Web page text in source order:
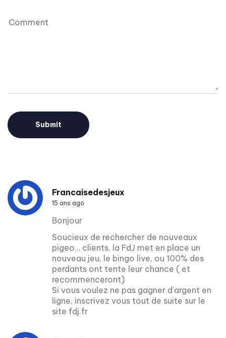
Francaisedesjeux
15 ans ago
Bonjour
Soucieux de rechercher de nouveaux
pigeo… clients, la FdJ met en place un
nouveau jeu, le bingo live, ou 100% des
perdants ont tente leur chance ( et
recommenceront)
Si vous voulez ne pas gagner d’argent en
ligne, inscrivez vous tout de suite sur le
site fdj.fr